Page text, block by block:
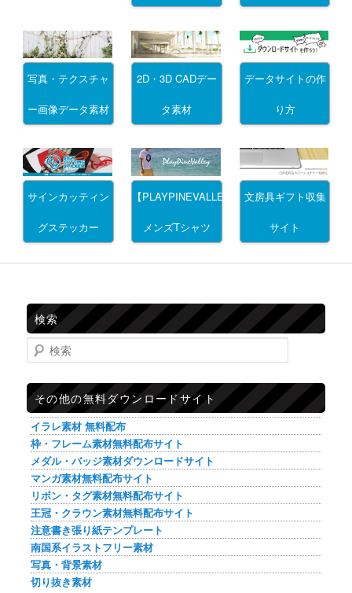
写真・テクスチャ
ー画像データ素材
2D・3D CADデー
タ素材
データサイトの作
り方
サインカッティン
グステッカー
【PLAYPINEVALLEY】
メンズTシャツ
文房具ギフト収集
サイト
検索
検索
その他の無料ダウンロードサイト
イラレ素材 無料配布
枠・フレーム素材無料配布サイト
メダル・バッジ素材ダウンロードサイト
マンガ素材無料配布サイト
リボン・タグ素材無料配布サイト
王冠・クラウン素材無料配布サイト
注意書き張り紙テンプレート
南国系イラストフリー素材
写真・背景素材
切り抜き素材